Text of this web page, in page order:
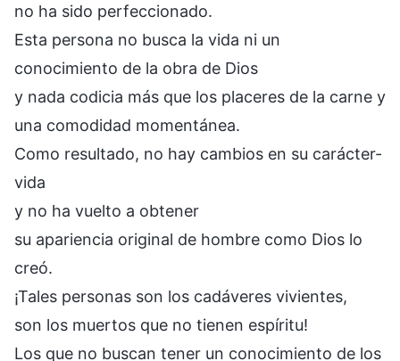
no ha sido perfeccionado.
Esta persona no busca la vida ni un
conocimiento de la obra de Dios
y nada codicia más que los placeres de la carne y
una comodidad momentánea.
Como resultado, no hay cambios en su carácter-
vida
y no ha vuelto a obtener
su apariencia original de hombre como Dios lo
creó.
¡Tales personas son los cadáveres vivientes,
son los muertos que no tienen espíritu!
Los que no buscan tener un conocimiento de los